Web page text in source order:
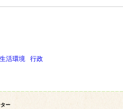
生活環境
行政
ー